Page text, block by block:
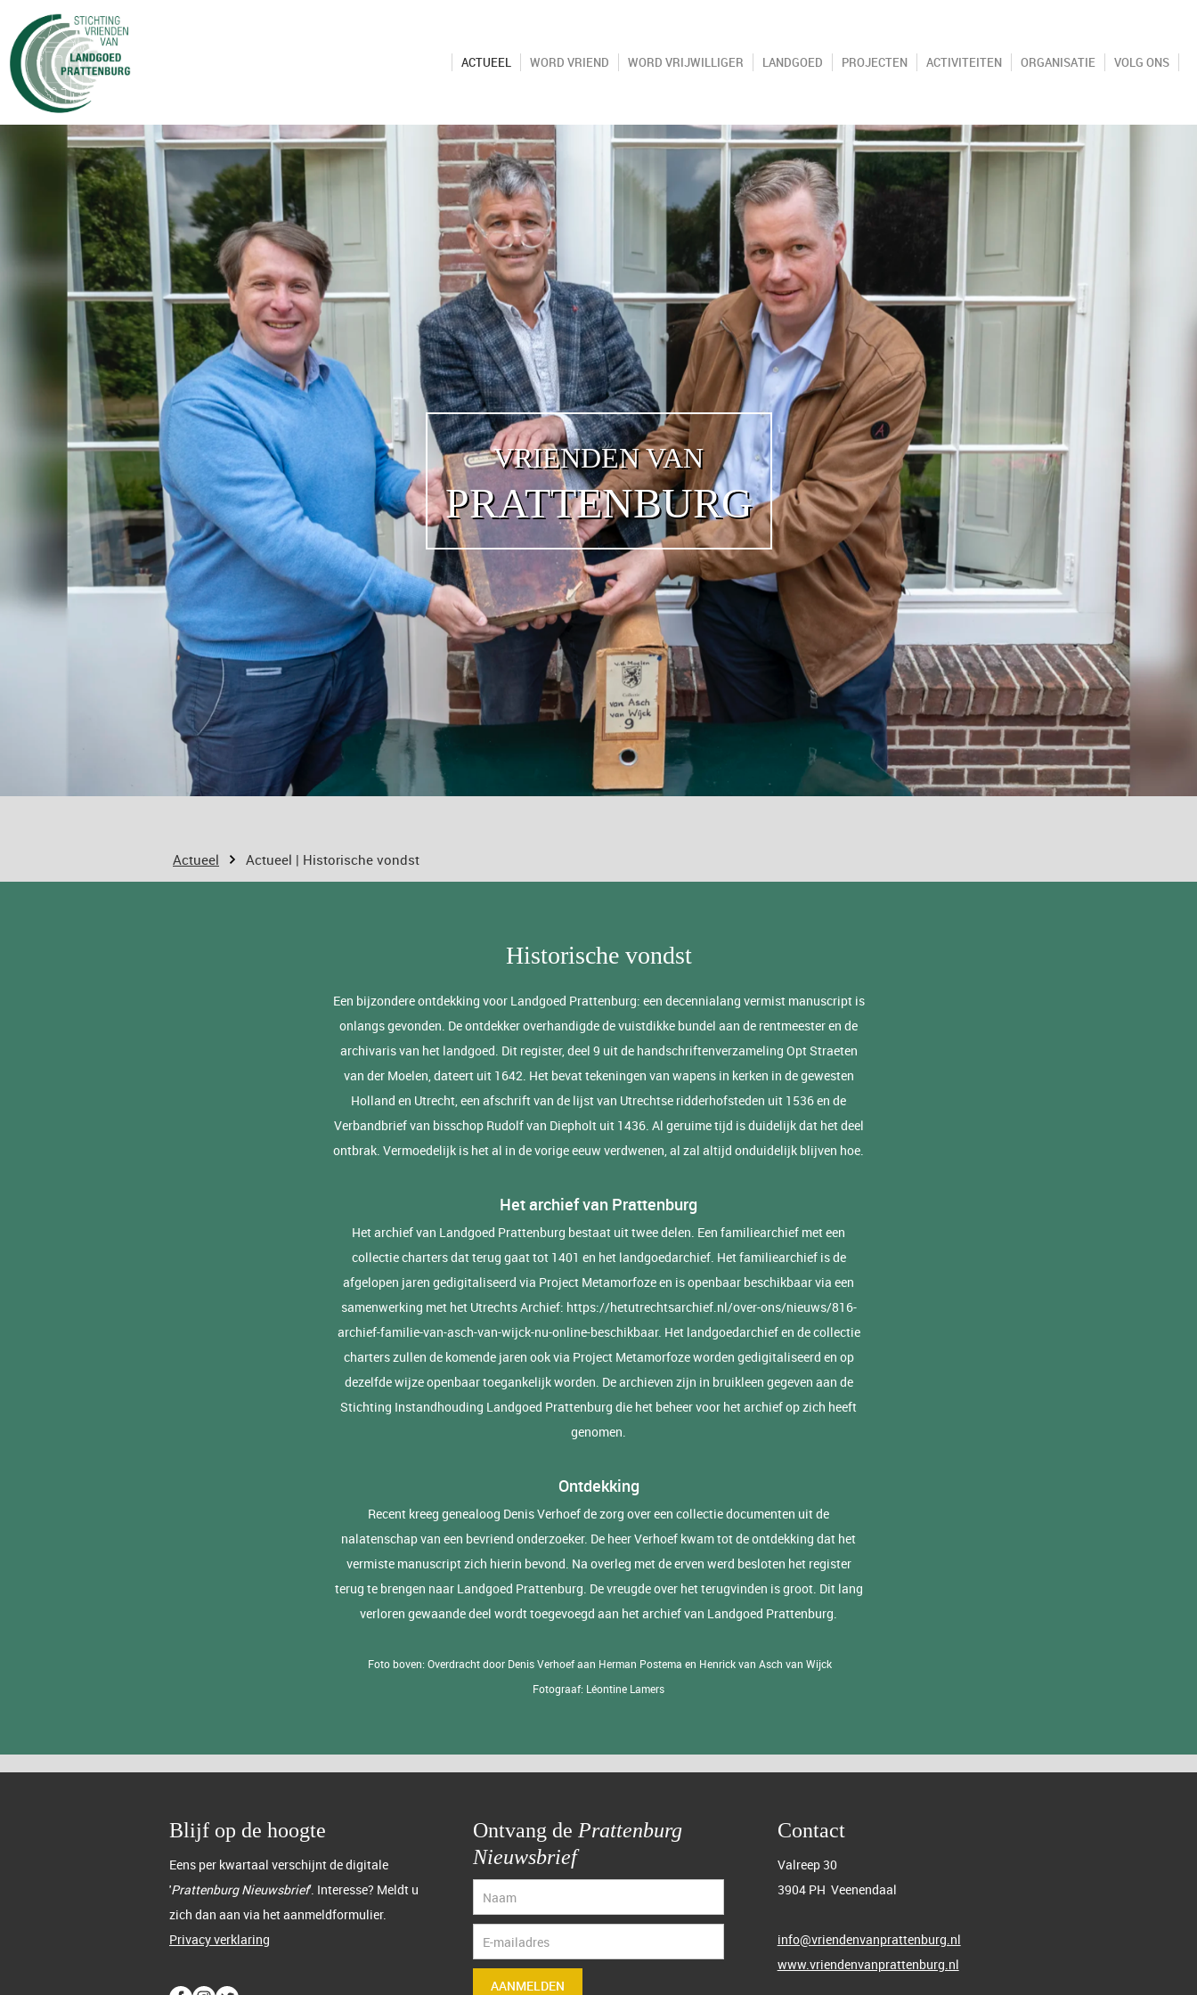
ACTUEEL WORD VRIEND WORD VRIJWILLIGER LANDGOED PROJECTEN ACTIVITEITEN ORGANISATIE VOLG ONS
VRIENDEN VAN
PRATTENBURG
Actueel Actueel | Historische vondst
Historische vondst
Een bijzondere ontdekking voor Landgoed Prattenburg: een decennialang vermist manuscript is
onlangs gevonden. De ontdekker overhandigde de vuistdikke bundel aan de rentmeester en de
archivaris van het landgoed. Dit register, deel 9 uit de handschriftenverzameling Opt Straeten
van der Moelen, dateert uit 1642. Het bevat tekeningen van wapens in kerken in de gewesten
Holland en Utrecht, een afschrift van de lijst van Utrechtse ridderhofsteden uit 1536 en de
Verbandbrief van bisschop Rudolf van Diepholt uit 1436. Al geruime tijd is duidelijk dat het deel
ontbrak. Vermoedelijk is het al in de vorige eeuw verdwenen, al zal altijd onduidelijk blijven hoe.
Het archief van Prattenburg
Het archief van Landgoed Prattenburg bestaat uit twee delen. Een familiearchief met een
collectie charters dat terug gaat tot 1401 en het landgoedarchief. Het familiearchief is de
afgelopen jaren gedigitaliseerd via Project Metamorfoze en is openbaar beschikbaar via een
samenwerking met het Utrechts Archief: https://hetutrechtsarchief.nl/over-ons/nieuws/816-
archief-familie-van-asch-van-wijck-nu-online-beschikbaar. Het landgoedarchief en de collectie
charters zullen de komende jaren ook via Project Metamorfoze worden gedigitaliseerd en op
dezelfde wijze openbaar toegankelijk worden. De archieven zijn in bruikleen gegeven aan de
Stichting Instandhouding Landgoed Prattenburg die het beheer voor het archief op zich heeft
genomen.
Ontdekking
Recent kreeg genealoog Denis Verhoef de zorg over een collectie documenten uit de
nalatenschap van een bevriend onderzoeker. De heer Verhoef kwam tot de ontdekking dat het
vermiste manuscript zich hierin bevond. Na overleg met de erven werd besloten het register
terug te brengen naar Landgoed Prattenburg. De vreugde over het terugvinden is groot. Dit lang
verloren gewaande deel wordt toegevoegd aan het archief van Landgoed Prattenburg.
Foto boven: Overdracht door Denis Verhoef aan Herman Postema en Henrick van Asch van Wijck
Fotograaf: Léontine Lamers
Blijf op de hoogte
Eens per kwartaal verschijnt de digitale
'Prattenburg Nieuwsbrief'. Interesse? Meldt u
zich dan aan via het aanmeldformulier.
Privacy verklaring
Ontvang de Prattenburg
Nieuwsbrief
AANMELDEN
Contact
Valreep 30
3904 PH Veenendaal
info@vriendenvanprattenburg.nl
www.vriendenvanprattenburg.nl